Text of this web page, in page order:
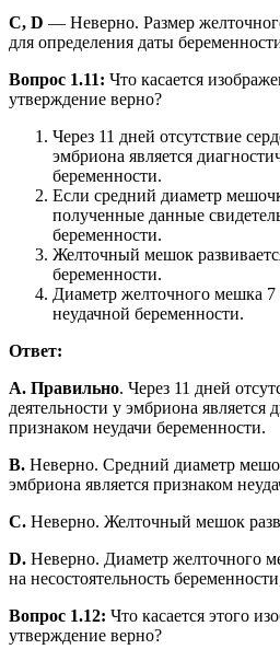
C, D — Неверно. Размер
для определения даты
Вопрос 1.11: Что касается
утверждение верно?
Через 11 дней отсутствие
эмбриона является
беременности.
Если средний диаметр
полученные данные
беременности.
Желточный мешок
беременности.
Диаметр желточного мешка 7
неудачной беременности.
Ответ:
A. Правильно. Через 11 дней
деятельности у эмбриона является
признаком неудачи беременности.
B. Неверно. Средний диаметр
эмбриона является признаком
С. Неверно. Желточный мешок
D. Неверно. Диаметр желточного
на несостоятельность
Вопрос 1.12: Что касается этого
утверждение верно?